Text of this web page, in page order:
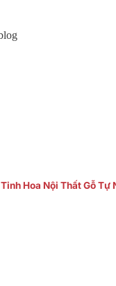
Hoa Nội Thất Gỗ Tự